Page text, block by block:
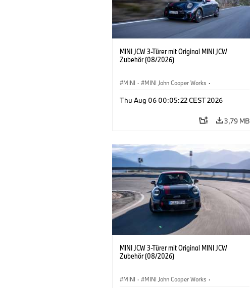
MINI JCW 3-Türer mit Original MINI JCW
Zubehör (08/2026)
MINI · MINI John Cooper Works ·
Sonderausstattungen, Zubehör
Thu Aug 06 00:05:22 CEST 2026
3,79 MB
MINI JCW 3-Türer mit Original MINI JCW
Zubehör (08/2026)
MINI · MINI John Cooper Works ·